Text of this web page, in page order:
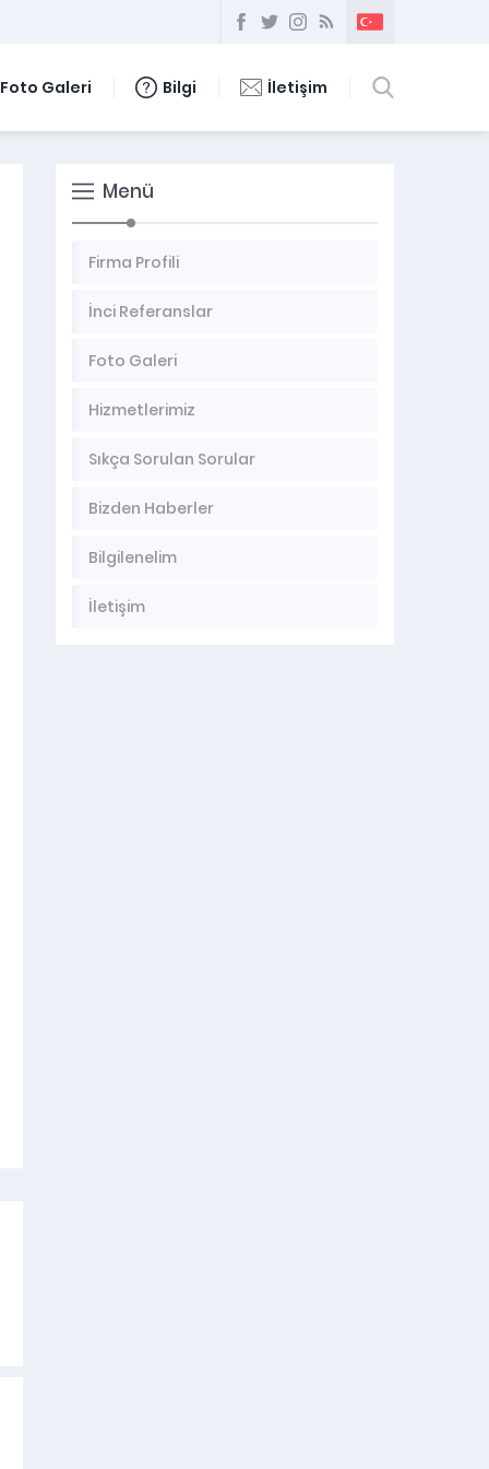
Foto Galeri Bilgi İletişim
Menü
Firma Profili
İnci Referanslar
Foto Galeri
Hizmetlerimiz
Sıkça Sorulan Sorular
Bizden Haberler
Bilgilenelim
İletişim